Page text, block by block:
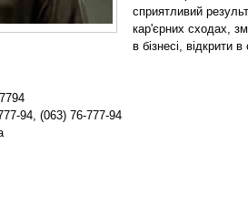
сприятливий
кар'єрних сходах,
в бізнесі, відкрити
94, (063) 76-777-94